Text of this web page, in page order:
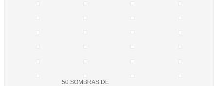
50 SOMBRAS DE